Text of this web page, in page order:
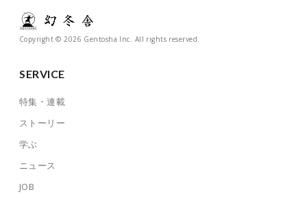
Copyright © 2026 Gentosha Inc. All rights reserved.
SERVICE
特集・連載
ストーリー
学ぶ
ニュース
JOB